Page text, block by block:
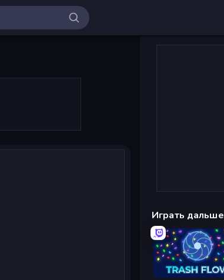
Играть дальше
Trash Flow